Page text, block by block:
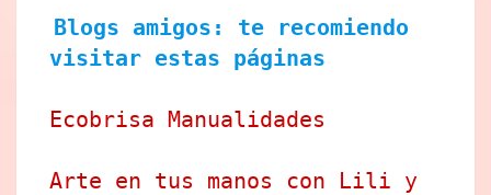
Blogs amigos: te recomiendo
visitar estas páginas
Ecobrisa Manualidades
Arte en tus manos con Lili y